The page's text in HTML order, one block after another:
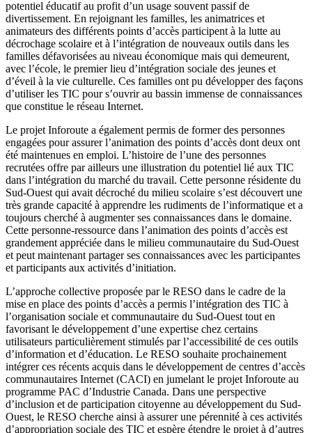
potentiel éducatif au profit d’un usage souvent passif de
divertissement. En rejoignant les familles, les animatrices et
animateurs des différents points d’accès participent à la lutte au
décrochage scolaire et à l’intégration de nouveaux outils dans les
familles défavorisées au niveau économique mais qui demeurent,
avec l’école, le premier lieu d’intégration sociale des jeunes et
d’éveil à la vie culturelle. Ces familles ont pu développer des façons
d’utiliser les TIC pour s’ouvrir au bassin immense de connaissances
que constitue le réseau Internet.
Le projet Inforoute a également permis de former des personnes
engagées pour assurer l’animation des points d’accès dont deux ont
été maintenues en emploi. L’histoire de l’une des personnes
recrutées offre par ailleurs une illustration du potentiel lié aux TIC
dans l’intégration du marché du travail. Cette personne résidente du
Sud-Ouest qui avait décroché du milieu scolaire s’est découvert une
très grande capacité à apprendre les rudiments de l’informatique et a
toujours cherché à augmenter ses connaissances dans le domaine.
Cette personne-ressource dans l’animation des points d’accès est
grandement appréciée dans le milieu communautaire du Sud-Ouest
et peut maintenant partager ses connaissances avec les participantes
et participants aux activités d’initiation.
L’approche collective proposée par le RESO dans le cadre de la
mise en place des points d’accès a permis l’intégration des TIC à
l’organisation sociale et communautaire du Sud-Ouest tout en
favorisant le développement d’une expertise chez certains
utilisateurs particulièrement stimulés par l’accessibilité de ces outils
d’information et d’éducation. Le RESO souhaite prochainement
intégrer ces récents acquis dans le développement de centres d’accès
communautaires Internet (CACI) en jumelant le projet Inforoute au
programme PAC d’Industrie Canada. Dans une perspective
d’inclusion et de participation citoyenne au développement du Sud-
Ouest, le RESO cherche ainsi à assurer une pérennité à ces activités
d’appropriation sociale des TIC et espère étendre le projet à d’autres